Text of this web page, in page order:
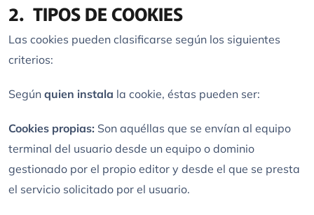
2. TIPOS DE COOKIES
Las cookies pueden clasificarse según los siguientes
criterios:
Según quien instala la cookie, éstas pueden ser:
Cookies propias: Son aquéllas que se envían al equipo
terminal del usuario desde un equipo o dominio
gestionado por el propio editor y desde el que se presta
el servicio solicitado por el usuario.